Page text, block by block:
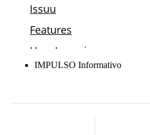
IMPULSO Informativo